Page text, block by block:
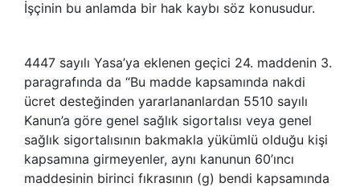
İşçinin bu anlamda bir hak kaybı söz konusudur.
4447 sayılı Yasa’ya eklenen geçici 24. maddenin 3.
paragrafında da “Bu madde kapsamında nakdi
ücret desteğinden yararlananlardan 5510 sayılı
Kanun’a göre genel sağlık sigortalısı veya genel
sağlık sigortalısının bakmakla yükümlü olduğu kişi
kapsamına girmeyenler, aynı kanunun 60’ıncı
maddesinin birinci fıkrasının (g) bendi kapsamında